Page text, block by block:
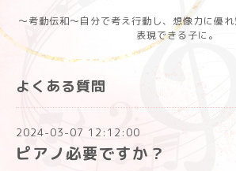
〜考動伝和〜自分で考え行動し、想像力に優
表現できる子に。
よくある質問
2024-03-07 12:12:00
ピアノ必要ですか？